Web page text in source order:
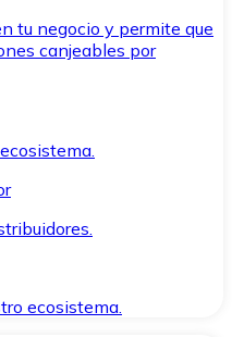
tu negocio y permite que
canjeables por
ecosistema.